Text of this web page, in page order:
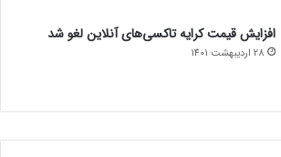
افزایش قیمت کرایه تاکسی‌های آنلاین لغو شد
28 اردیبهشت 1401